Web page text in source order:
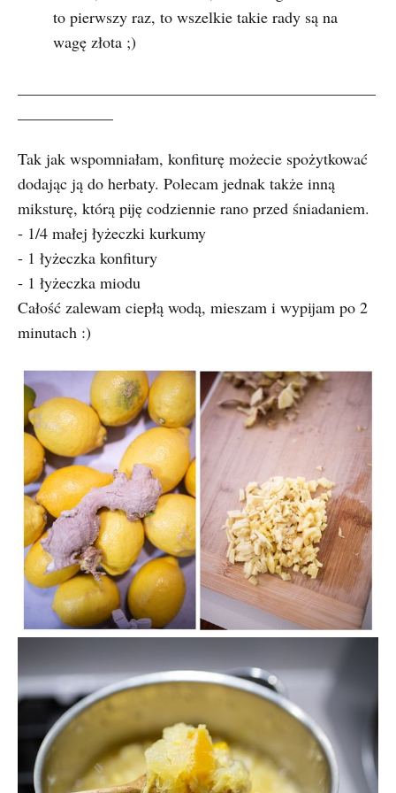
to pierwszy raz, to wszelkie takie rady są na
wagę złota ;)
Tak jak wspomniałam, konfiturę możecie spożytkować
dodając ją do herbaty. Polecam jednak także inną
miksturę, którą piję codziennie rano przed śniadaniem.
- 1/4 małej łyżeczki kurkumy
- 1 łyżeczka konfitury
- 1 łyżeczka miodu
Całość zalewam ciepłą wodą, mieszam i wypijam po 2
minutach :)